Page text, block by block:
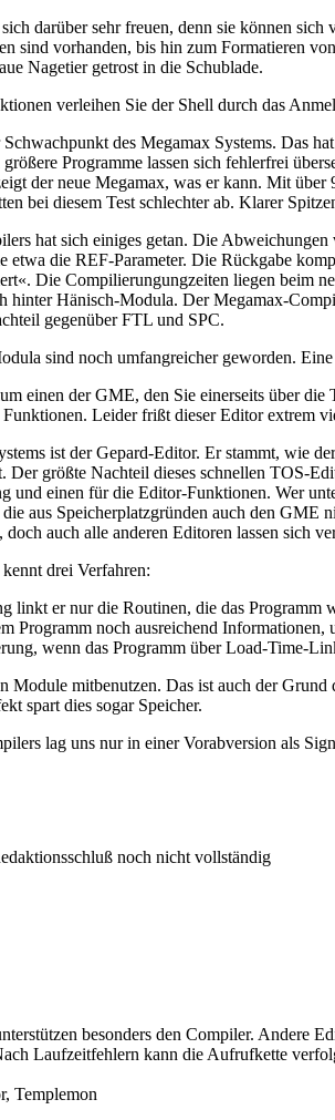
darüber sehr freuen, denn sie können
sind vorhanden, bis hin zum Formatieren
Nagetier getrost in die Schublade.
verleihen Sie der Shell durch das
des Megamax Systems. Das
Programme lassen sich fehlerfrei
der neue Megamax, was er kann. Mit
bei diesem Test schlechter ab. Klarer
hat sich einiges getan. Die
etwa die REF-Parameter. Die Rückgabe
Die Compilierungungzeiten liegen beim
hinter Hänisch-Modula. Der Megamax-
gegenüber FTL und SPC.
sind noch umfangreicher geworden.
einen der GME, den Sie einerseits über
Leider frißt dieser Editor extrem
ist der Gepard-Editor. Er stammt, wie
Der größte Nachteil dieses schnellen TOS-
und einen für die Editor-Funktionen. Wer
aus Speicherplatzgründen auch den
auch alle anderen Editoren lassen sich
drei Verfahren:
linkt er nur die Routinen, die das Programm
Programm noch ausreichend
wenn das Programm über Load-Time-
Module mitbenutzen. Das ist auch der
spart dies sogar Speicher.
lag uns nur in einer Vorabversion als
noch nicht vollständig
besonders den Compiler. Andere
Laufzeitfehlern kann die Aufrufkette
Templemon